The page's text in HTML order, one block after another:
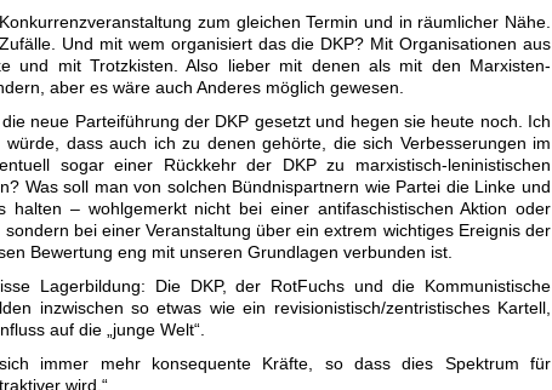
zum gleichen Termin und in räumlicher Nähe.
Und mit wem organisiert das die DKP? Mit Organisationen aus
und mit Trotzkisten. Also lieber mit denen als mit den Marxisten-
aber es wäre auch Anderes möglich gewesen.
neue Parteiführung der DKP gesetzt und hegen sie heute noch. Ich
dass auch ich zu denen gehörte, die sich Verbesserungen im
sogar einer Rückkehr der DKP zu marxistisch-leninistischen
Was soll man von solchen Bündnispartnern wie Partei die Linke und
halten – wohlgemerkt nicht bei einer antifaschistischen Aktion oder
bei einer Veranstaltung über ein extrem wichtiges Ereignis der
Bewertung eng mit unseren Grundlagen verbunden ist.
Lagerbildung: Die DKP, der RotFuchs und die Kommunistische
inzwischen so etwas wie ein revisionistisch/zentristisches Kartell,
auf die „junge Welt“.
immer mehr konsequente Kräfte, so dass dies Spektrum für
wird.“